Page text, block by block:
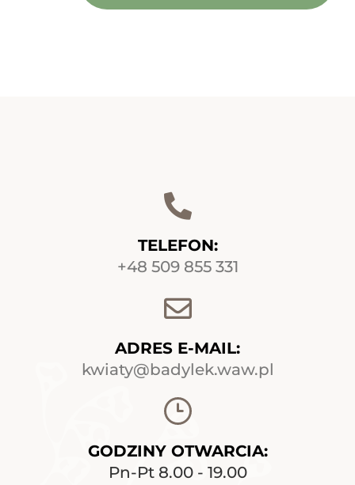
TELEFON:
+48 509 855 331
ADRES E-MAIL:
kwiaty@badylek.waw.pl
GODZINY OTWARCIA:
Pn-Pt 8.00 - 19.00